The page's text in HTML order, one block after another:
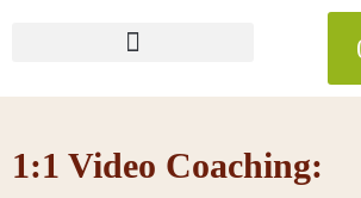
1:1 Video Coaching: